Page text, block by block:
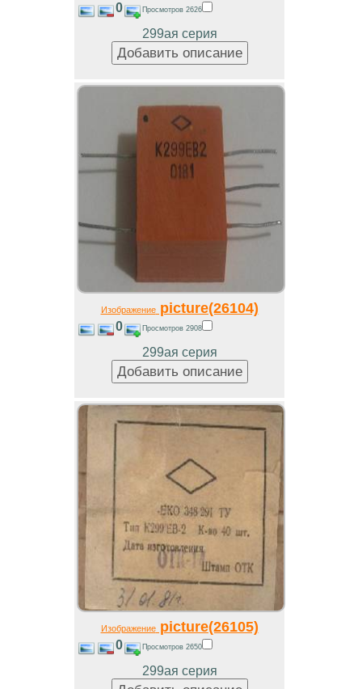
0 Просмотров 2626
299ая серия
Изображениеpicture(26104)
0 Просмотров 2908
299ая серия
Изображениеpicture(26105)
0 Просмотров 2650
299ая серия